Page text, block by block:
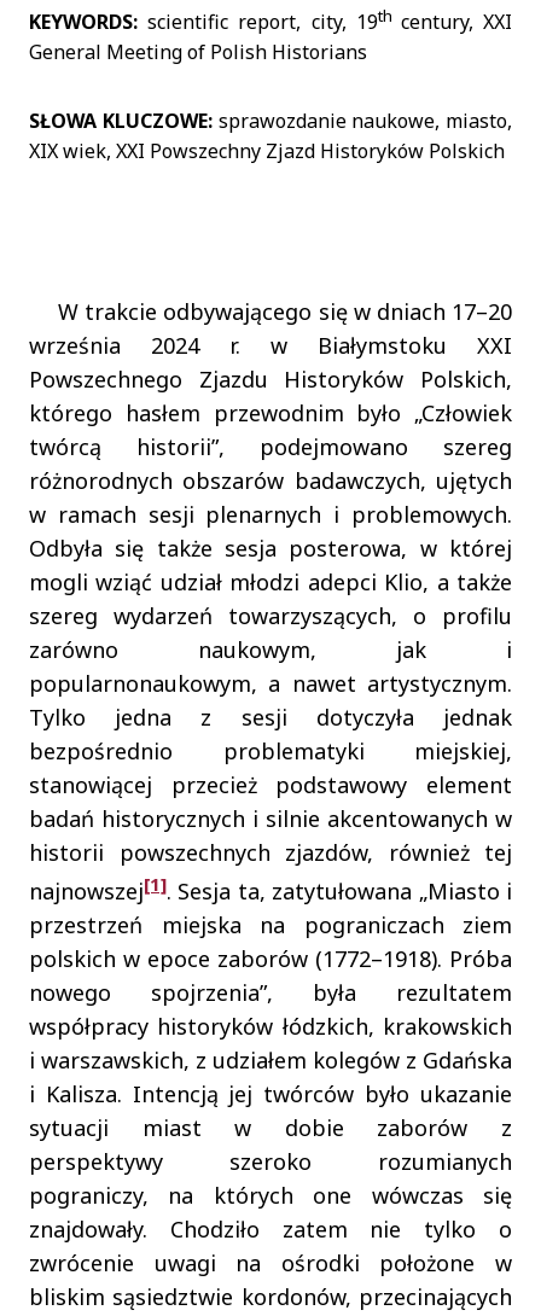
KEYWORDS: scientific report, city, 19th century, XXI
General Meeting of Polish Historians
SŁOWA KLUCZOWE:sprawozdanie naukowe, miasto,
XIX wiek, XXI Powszechny Zjazd Historyków Polskich
W trakcie odbywającego się w dniach 17–20
września 2024 r. w Białymstoku XXI
Powszechnego Zjazdu Historyków Polskich,
którego hasłem przewodnim było „Człowiek
twórcą historii”, podejmowano szereg
różnorodnych obszarów badawczych, ujętych
w ramach sesji plenarnych i problemowych.
Odbyła się także sesja posterowa, w której
mogli wziąć udział młodzi adepci Klio, a także
szereg wydarzeń towarzyszących, o profilu
zarówno naukowym, jak i
popularnonaukowym, a nawet artystycznym.
Tylko jedna z sesji dotyczyła jednak
bezpośrednio problematyki miejskiej,
stanowiącej przecież podstawowy element
badań historycznych i silnie akcentowanych w
historii powszechnych zjazdów, również tej
najnowszej[1]. Sesja ta, zatytułowana „Miasto i
przestrzeń miejska na pograniczach ziem
polskich w epoce zaborów (1772–1918). Próba
nowego spojrzenia”, była rezultatem
współpracy historyków łódzkich, krakowskich
i warszawskich, z udziałem kolegów z Gdańska
i Kalisza. Intencją jej twórców było ukazanie
sytuacji miast w dobie zaborów z
perspektywy szeroko rozumianych
pograniczy, na których one wówczas się
znajdowały. Chodziło zatem nie tylko o
zwrócenie uwagi na ośrodki położone w
bliskim sąsiedztwie kordonów, przecinających